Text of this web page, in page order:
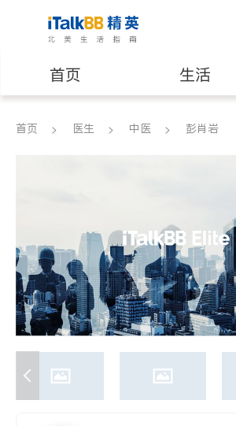
首页 生活
医生 律师
养老 非盈利组织
首页 医生 中医 彭肖岩